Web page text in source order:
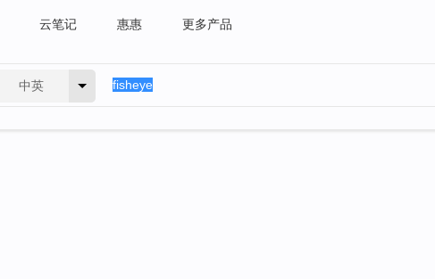
云笔记 惠惠 更多产品
中英